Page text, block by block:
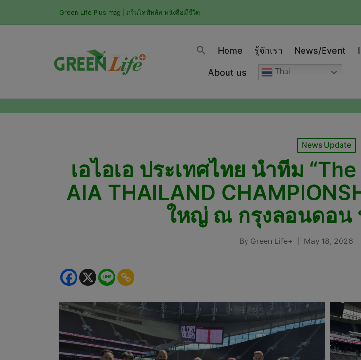
Green Life Plus mag | กรีนไลฟ์พลัส หนังสือมีชีวิต
Home รู้จักเรา News/Event
About us Thai
Posted
News Update
เอไอเอ ประเทศไทย นำทีม
AIA THAILAND
ใหญ่ ณ กรุงลอนดอน
Posted
By Green Life+ May 18, 2026